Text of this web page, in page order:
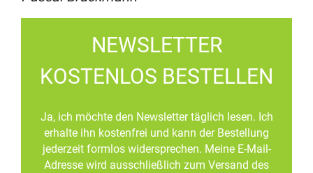
NEWSLETTER
KOSTENLOS BESTELLEN
Ja, ich möchte den Newsletter täglich lesen. Ich
erhalte ihn kostenfrei und kann der Bestellung
jederzeit formlos widersprechen. Meine E-Mail-
Adresse wird ausschließlich zum Versand des